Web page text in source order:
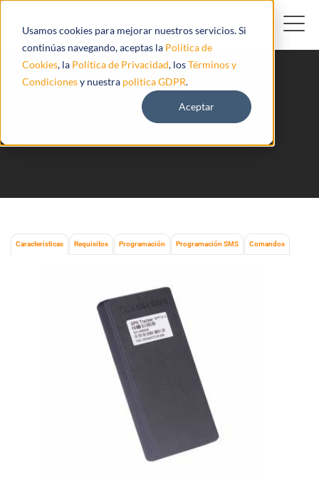
Usamos cookies para mejorar nuestros servicios. Si
continúas navegando, aceptas la Política de
Cookies, la Política de Privacidad, losTérminos y
Condicionesy nuestra politica GDPR.
Aceptar
GPT12 l Eelink
Caracteristicas Requisitos Programación Programación SMS Comandos